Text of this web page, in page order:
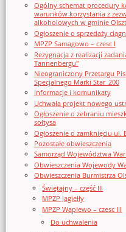
Ogólny schemat procedury
warunków korzystania z
alkoholowych w gminie
Ogłoszenie o sprzedaży
MPZP Samagowo – czesc I
Rezygnacja z realizacji
Tannenbergu"
Nieograniczony Przetargu
Specjalnego Marki Star_200
Informacje i komunikaty
Uchwała projekt nowego
Ogłoszenie o zebraniu
sołtysa
Ogłoszenie o zamknięciu ul.
Pozostałe obwieszczenia
Samorząd Województwa
Obwieszczenia Wojewody
Obwieszczenia Burmistrza
Świętajny – część III
MPZP Jagiełły
MPZP Waplewo – czesc III
Do uchwalenia